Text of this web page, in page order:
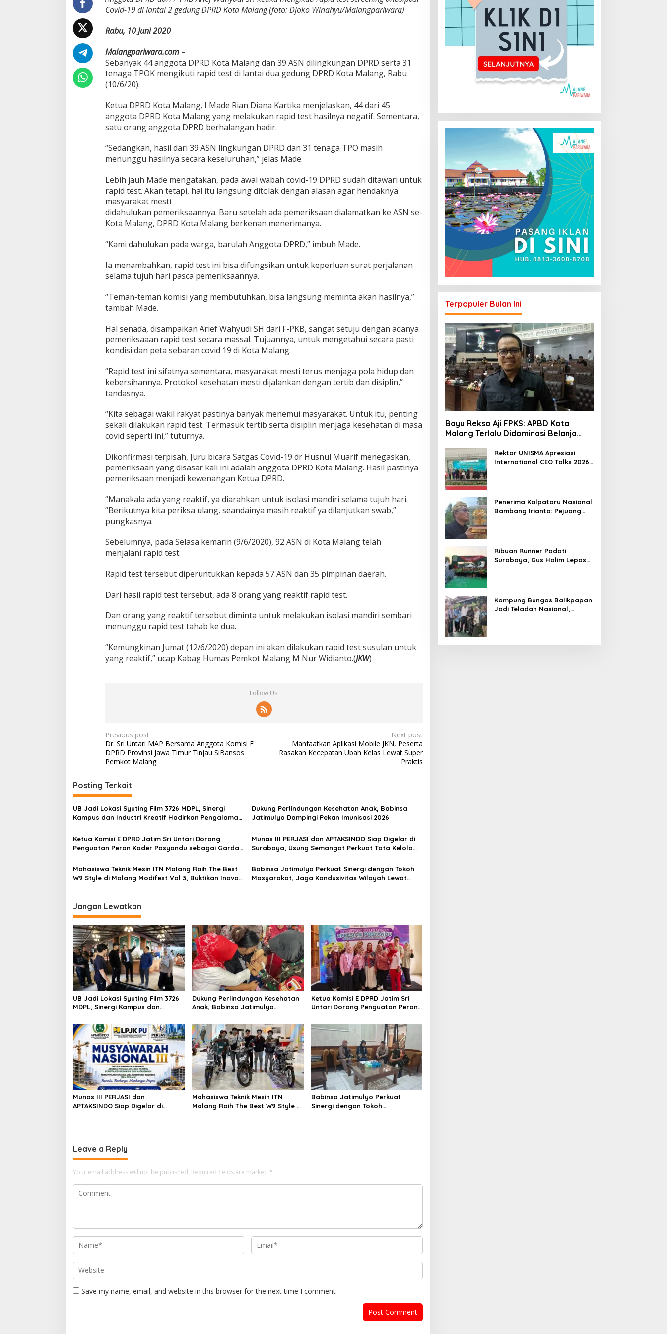
i
d
e
t
,
4
4
A
g
g
o
t
D
P
R
A
m
a
n
,
8
S
R
e
t
i
Covid-19 di lantai 2 gedung DPRD Kota Malang (foto: Djoko Winahyu/Malangpariwara)
Rabu, 10 Juni 2020
Malangpariwara.com–
Sebanyak 44 anggota DPRD Kota Malang dan 39 ASN dilingkungan DPRD serta 31
tenaga TPOK mengikuti rapid test di lantai dua gedung DPRD Kota Malang, Rabu
(10/6/20).
Ketua DPRD Kota Malang, I Made Rian Diana Kartika menjelaskan, 44 dari 45
anggota DPRD Kota Malang yang melakukan rapid test hasilnya negatif. Sementara,
satu orang anggota DPRD berhalangan hadir.
“Sedangkan, hasil dari 39 ASN lingkungan DPRD dan 31 tenaga TPO masih
menunggu hasilnya secara keseluruhan,” jelas Made.
Lebih jauh Made mengatakan, pada awal wabah covid-19 DPRD sudah ditawari untuk
rapid test. Akan tetapi, hal itu langsung ditolak dengan alasan agar hendaknya
masyarakat mesti
didahulukan pemeriksaannya. Baru setelah ada pemeriksaan dialamatkan ke ASN se-
Kota Malang, DPRD Kota Malang berkenan menerimanya.
“Kami dahulukan pada warga, barulah Anggota DPRD,” imbuh Made.
Ia menambahkan, rapid test ini bisa difungsikan untuk keperluan surat perjalanan
selama tujuh hari pasca pemeriksaannya.
“Teman-teman komisi yang membutuhkan, bisa langsung meminta akan hasilnya,”
tambah Made.
Hal senada, disampaikan Arief Wahyudi SH dari F-PKB, sangat setuju dengan adanya
pemeriksaaan rapid test secara massal. Tujuannya, untuk mengetahui secara pasti
kondisi dan peta sebaran covid 19 di Kota Malang.
“Rapid test ini sifatnya sementara, masyarakat mesti terus menjaga pola hidup dan
kebersihannya. Protokol kesehatan mesti dijalankan dengan tertib dan disiplin,”
tandasnya.
“Kita sebagai wakil rakyat pastinya banyak menemui masyarakat. Untuk itu, penting
sekali dilakukan rapid test. Termasuk tertib serta disiplin menjaga kesehatan di masa
covid seperti ini,” tuturnya.
Dikonfirmasi terpisah, Juru bicara Satgas Covid-19 dr Husnul Muarif menegaskan,
pemeriksaan yang disasar kali ini adalah anggota DPRD Kota Malang. Hasil pastinya
pemeriksaan menjadi kewenangan Ketua DPRD.
“Manakala ada yang reaktif, ya diarahkan untuk isolasi mandiri selama tujuh hari.
“Berikutnya kita periksa ulang, seandainya masih reaktif ya dilanjutkan swab,”
pungkasnya.
Sebelumnya, pada Selasa kemarin (9/6/2020), 92 ASN di Kota Malang telah
menjalani rapid test.
Rapid test tersebut diperuntukkan kepada 57 ASN dan 35 pimpinan daerah.
Dari hasil rapid test tersebut, ada 8 orang yang reaktif rapid test.
Dan orang yang reaktif tersebut diminta untuk melakukan isolasi mandiri sembari
menunggu rapid test tahab ke dua.
“Kemungkinan Jumat (12/6/2020) depan ini akan dilakukan rapid test susulan untuk
yang reaktif,” ucap Kabag Humas Pemkot Malang M Nur Widianto.(JKW)
Follow Us
P
o
s
t
n
a
v
i
g
t
o
n
Previous post
Dr. Sri Untari MAP Bersama Anggota Komisi E
DPRD Provinsi Jawa Timur Tinjau SiBansos
Pemkot Malang
Next post
Manfaatkan Aplikasi Mobile JKN, Peserta
Rasakan Kecepatan Ubah Kelas Lewat Super
Praktis
Posting Terkait
UB Jadi Lokasi Syuting Film 3726 MDPL, Sinergi
Kampus dan Industri Kreatif Hadirkan Pengalaman
Dukung Perlindungan Kesehatan Anak, Babinsa
Jatimulyo Dampingi Pekan Imunisasi 2026
Ketua Komisi E DPRD Jatim Sri Untari Dorong
Penguatan Peran Kader Posyandu sebagai Garda
Munas III PERJASI dan APTAKSINDO Siap Digelar di
Surabaya, Usung Semangat Perkuat Tata Kelola
Mahasiswa Teknik Mesin ITN Malang Raih The Best
W9 Style di Malang Modifest Vol 3, Buktikan Inovasi
Babinsa Jatimulyo Perkuat Sinergi dengan Tokoh
Masyarakat, Jaga Kondusivitas Wilayah Lewat
Jangan Lewatkan
UB Jadi Lokasi Syuting Film 3726
MDPL, Sinergi Kampus dan
Pengalaman Nyata bagi
Mahasiswa
Dukung Perlindungan Kesehatan
Anak, Babinsa Jatimulyo
Ketua Komisi E DPRD Jatim Sri
Untari Dorong Penguatan Peran
Terdepan Layanan Kesehatan
Munas III PERJASI dan
APTAKSINDO Siap Digelar di
Mahasiswa Teknik Mesin ITN
Malang Raih The Best W9 Style di
Babinsa Jatimulyo Perkuat
Sinergi dengan Tokoh
Leave a Reply
Your email address will not be published. Required fields are marked *
Save my name, email, and website in this browser for the next time I comment.
Terpopuler Bulan Ini
Bayu Rekso Aji FPKS: APBD Kota
Malang Terlalu Didominasi Belanja
Hasil
Rektor UNISMA Apresiasi
International CEO Talks 2026,
Penerima Kalpataru Nasional
Bambang Irianto: Pejuang
Ribuan Runner Padati
Surabaya, Gus Halim Lepas
Kampung Bungas Balikpapan
Jadi Teladan Nasional,
Berkelanjutan